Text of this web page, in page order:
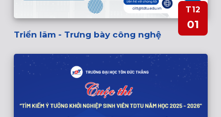
T12
01
Triển lãm - Trưng bày công nghệ